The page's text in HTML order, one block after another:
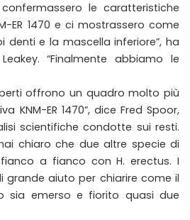
le caratteristiche
ER 1470 e ci mostrassero come
denti e la mascella inferiore”, ha
“Finalmente abbiamo le
offrono un quadro molto più
KNM-ER 1470”, dice Fred Spoor,
scientifiche condotte sui resti.
chiaro che due altre specie di
a fianco con H. erectus. I
grande aiuto per chiarire come il
sia emerso e fiorito quasi due